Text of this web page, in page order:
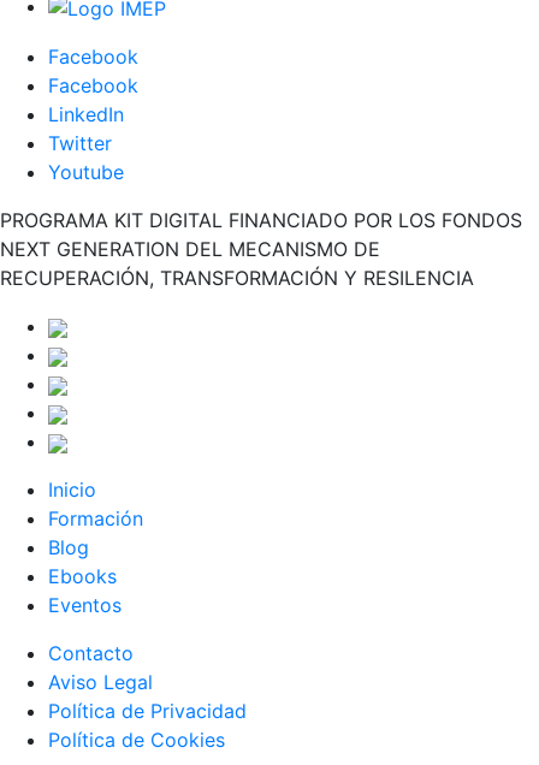
Facebook
Facebook
LinkedIn
Twitter
Youtube
PROGRAMA KIT DIGITAL FINANCIADO POR LOS FONDOS
NEXT GENERATION DEL MECANISMO DE
RECUPERACIÓN, TRANSFORMACIÓN Y RESILENCIA
Inicio
Formación
Blog
Ebooks
Eventos
Contacto
Aviso Legal
Política de Privacidad
Política de Cookies